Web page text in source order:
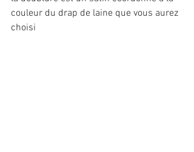
couleur du drap de laine que vous aurez
choisi